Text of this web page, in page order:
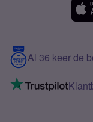
Meerdere nummers
5G internet
Mobiel internet
Mobiel abonnement
Contact
VoLTE 4G bellen
Al 36 keer de